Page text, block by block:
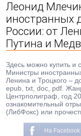
Леонид
иностранных
России: от
Путина и
Здесь можно купить и
Министры
Ленина и Троцкого –
epub, txt, doc, pdf.
Центрполиграф, год
ознакомительный
(ЛибФокс) или
На Facebook